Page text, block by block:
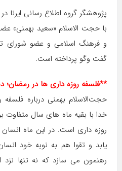
پژوهشگر گروه اطلاع رسانی ایرنا
با حجت ‌الاسلام «سعید بهمنی»
و فرهنگ اسلامی و عضو شورای
گفت وگو پرداخته است.
**فلسفه روزه داری ها در رمضان؛
حجت‌الاسلام بهمنی درباره
خدا با بقیه ماه های سال
روزه داری است. در این ماه
یابد و تقوا هم به نوبه خود
رهنمون می سازد که نه تنها